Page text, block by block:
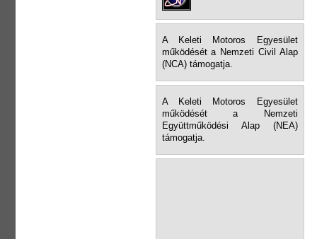
A Keleti Motoros Egyesület
működését a Nemzeti Civil Alap
(NCA) támogatja.
A Keleti Motoros Egyesület
működését a Nemzeti
Együttműködési Alap (NEA)
támogatja.